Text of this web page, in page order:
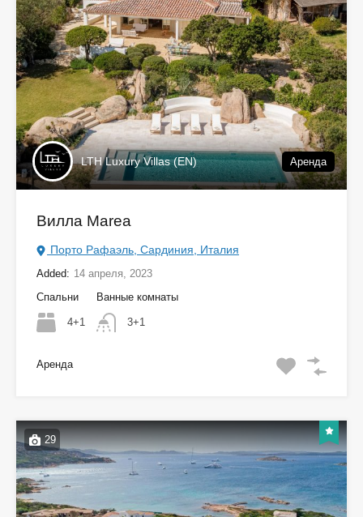
LTH Luxury Villas (EN) Аренда
Вилла Marea
Порто Рафаэль, Сардиния, Италия
Added: 14 апреля, 2023
Спальни
4+1
Ванные комнаты
3+1
Аренда
29